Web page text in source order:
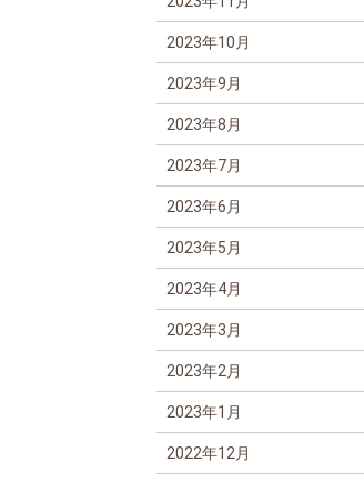
2023年10月
2023年9月
2023年8月
2023年7月
2023年6月
2023年5月
2023年4月
2023年3月
2023年2月
2023年1月
2022年12月